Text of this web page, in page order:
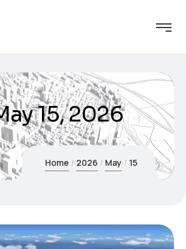
15, 2026
Home 2026 May 15